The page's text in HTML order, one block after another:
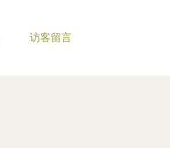
访客留言